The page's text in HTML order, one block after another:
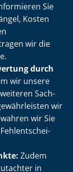
Sie
Kosten
wir die
durch
wir unsere
Sach­
wir
wir Sie
Zudem
in